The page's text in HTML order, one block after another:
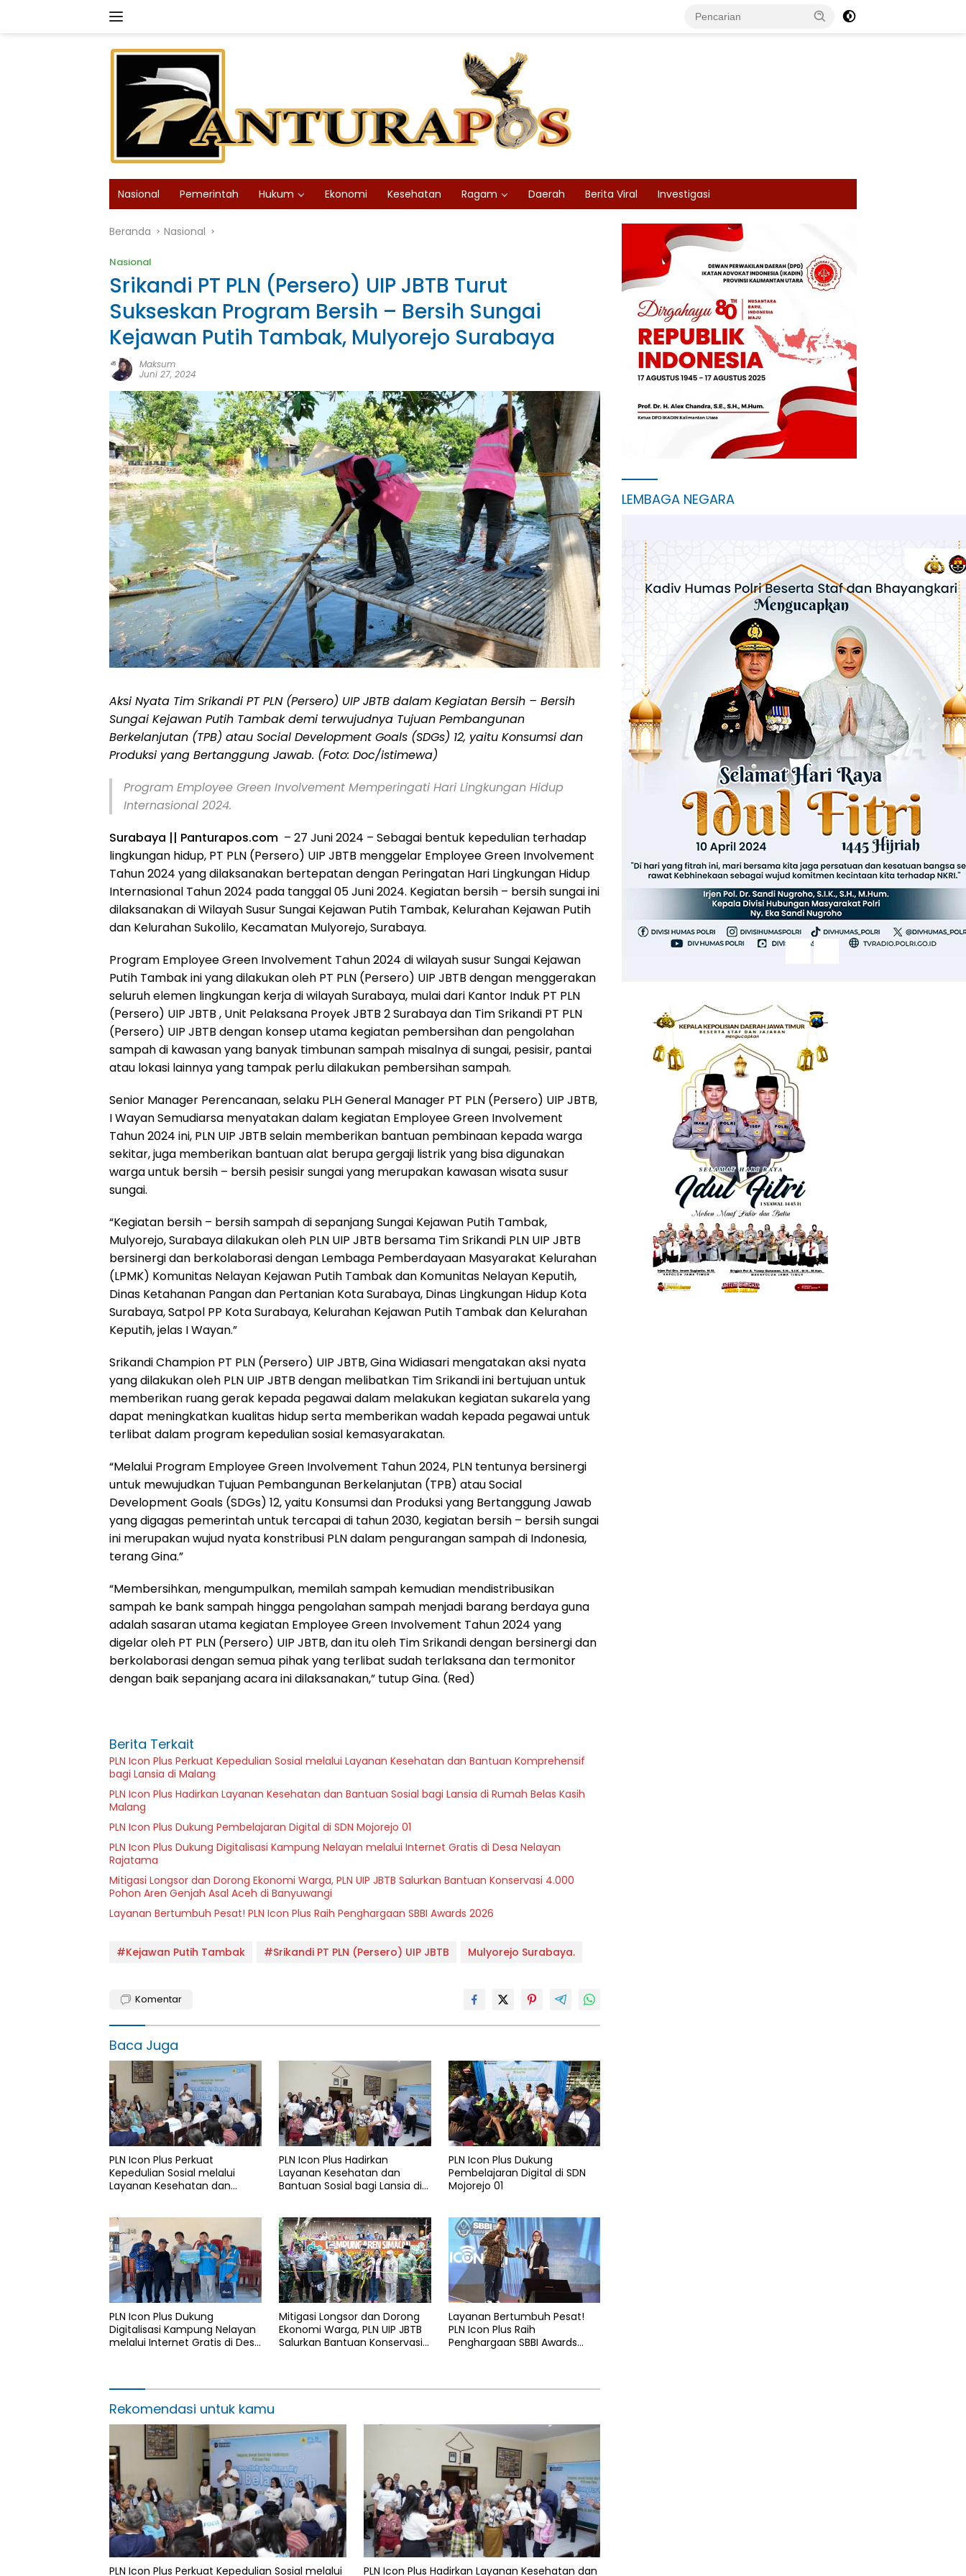
Nasional Pemerintah Hukum Ekonomi Kesehatan Ragam Daerah Berita Viral Investigasi
Beranda Nasional
Nasional
Srikandi PT PLN (Persero) UIP JBTB Turut
Sukseskan Program Bersih – Bersih Sungai
Kejawan Putih Tambak, Mulyorejo Surabaya
Maksum
Juni 27, 2024
Aksi Nyata Tim Srikandi PT PLN (Persero) UIP JBTB dalam Kegiatan Bersih – Bersih
Sungai Kejawan Putih Tambak demi terwujudnya Tujuan Pembangunan
Berkelanjutan (TPB) atau Social Development Goals (SDGs) 12, yaitu Konsumsi dan
Produksi yang Bertanggung Jawab. (Foto: Doc/istimewa)
Program Employee Green Involvement Memperingati Hari Lingkungan Hidup
Internasional 2024.
Surabaya || Panturapos.com – 27 Juni 2024 – Sebagai bentuk kepedulian terhadap
lingkungan hidup, PT PLN (Persero) UIP JBTB menggelar Employee Green Involvement
Tahun 2024 yang dilaksanakan bertepatan dengan Peringatan Hari Lingkungan Hidup
Internasional Tahun 2024 pada tanggal 05 Juni 2024. Kegiatan bersih – bersih sungai ini
dilaksanakan di Wilayah Susur Sungai Kejawan Putih Tambak, Kelurahan Kejawan Putih
dan Kelurahan Sukolilo, Kecamatan Mulyorejo, Surabaya.
Program Employee Green Involvement Tahun 2024 di wilayah susur Sungai Kejawan
Putih Tambak ini yang dilakukan oleh PT PLN (Persero) UIP JBTB dengan menggerakan
seluruh elemen lingkungan kerja di wilayah Surabaya, mulai dari Kantor Induk PT PLN
(Persero) UIP JBTB , Unit Pelaksana Proyek JBTB 2 Surabaya dan Tim Srikandi PT PLN
(Persero) UIP JBTB dengan konsep utama kegiatan pembersihan dan pengolahan
sampah di kawasan yang banyak timbunan sampah misalnya di sungai, pesisir, pantai
atau lokasi lainnya yang tampak perlu dilakukan pembersihan sampah.
Senior Manager Perencanaan, selaku PLH General Manager PT PLN (Persero) UIP JBTB,
I Wayan Semudiarsa menyatakan dalam kegiatan Employee Green Involvement
Tahun 2024 ini, PLN UIP JBTB selain memberikan bantuan pembinaan kepada warga
sekitar, juga memberikan bantuan alat berupa gergaji listrik yang bisa digunakan
warga untuk bersih – bersih pesisir sungai yang merupakan kawasan wisata susur
sungai.
“Kegiatan bersih – bersih sampah di sepanjang Sungai Kejawan Putih Tambak,
Mulyorejo, Surabaya dilakukan oleh PLN UIP JBTB bersama Tim Srikandi PLN UIP JBTB
bersinergi dan berkolaborasi dengan Lembaga Pemberdayaan Masyarakat Kelurahan
(LPMK) Komunitas Nelayan Kejawan Putih Tambak dan Komunitas Nelayan Keputih,
Dinas Ketahanan Pangan dan Pertanian Kota Surabaya, Dinas Lingkungan Hidup Kota
Surabaya, Satpol PP Kota Surabaya, Kelurahan Kejawan Putih Tambak dan Kelurahan
Keputih, jelas I Wayan.”
Srikandi Champion PT PLN (Persero) UIP JBTB, Gina Widiasari mengatakan aksi nyata
yang dilakukan oleh PLN UIP JBTB dengan melibatkan Tim Srikandi ini bertujuan untuk
memberikan ruang gerak kepada pegawai dalam melakukan kegiatan sukarela yang
dapat meningkatkan kualitas hidup serta memberikan wadah kepada pegawai untuk
terlibat dalam program kepedulian sosial kemasyarakatan.
“Melalui Program Employee Green Involvement Tahun 2024, PLN tentunya bersinergi
untuk mewujudkan Tujuan Pembangunan Berkelanjutan (TPB) atau Social
Development Goals (SDGs) 12, yaitu Konsumsi dan Produksi yang Bertanggung Jawab
yang digagas pemerintah untuk tercapai di tahun 2030, kegiatan bersih – bersih sungai
ini merupakan wujud nyata konstribusi PLN dalam pengurangan sampah di Indonesia,
terang Gina.”
“Membersihkan, mengumpulkan, memilah sampah kemudian mendistribusikan
sampah ke bank sampah hingga pengolahan sampah menjadi barang berdaya guna
adalah sasaran utama kegiatan Employee Green Involvement Tahun 2024 yang
digelar oleh PT PLN (Persero) UIP JBTB, dan itu oleh Tim Srikandi dengan bersinergi dan
berkolaborasi dengan semua pihak yang terlibat sudah terlaksana dan termonitor
dengan baik sepanjang acara ini dilaksanakan,” tutup Gina. (Red)
Berita Terkait
PLN Icon Plus Perkuat Kepedulian Sosial melalui Layanan Kesehatan dan Bantuan Komprehensif
bagi Lansia di Malang
PLN Icon Plus Hadirkan Layanan Kesehatan dan Bantuan Sosial bagi Lansia di Rumah Belas Kasih
Malang
PLN Icon Plus Dukung Pembelajaran Digital di SDN Mojorejo 01
PLN Icon Plus Dukung Digitalisasi Kampung Nelayan melalui Internet Gratis di Desa Nelayan
Rajatama
Mitigasi Longsor dan Dorong Ekonomi Warga, PLN UIP JBTB Salurkan Bantuan Konservasi 4.000
Pohon Aren Genjah Asal Aceh di Banyuwangi
Layanan Bertumbuh Pesat! PLN Icon Plus Raih Penghargaan SBBI Awards 2026
#Kejawan Putih Tambak #Srikandi PT PLN (Persero) UIP JBTB Mulyorejo Surabaya.
Komentar
Baca Juga
PLN Icon Plus Perkuat
Kepedulian Sosial melalui
Layanan Kesehatan dan
PLN Icon Plus Hadirkan
Layanan Kesehatan dan
Bantuan Sosial bagi Lansia di
PLN Icon Plus Dukung
Pembelajaran Digital di SDN
Mojorejo 01
PLN Icon Plus Dukung
Digitalisasi Kampung Nelayan
melalui Internet Gratis di Desa
Mitigasi Longsor dan Dorong
Ekonomi Warga, PLN UIP JBTB
Salurkan Bantuan Konservasi
Layanan Bertumbuh Pesat!
PLN Icon Plus Raih
Penghargaan SBBI Awards
Rekomendasi untuk kamu
PLN Icon Plus Perkuat Kepedulian Sosial melalui PLN Icon Plus Hadirkan Layanan Kesehatan dan
LEMBAGA NEGARA